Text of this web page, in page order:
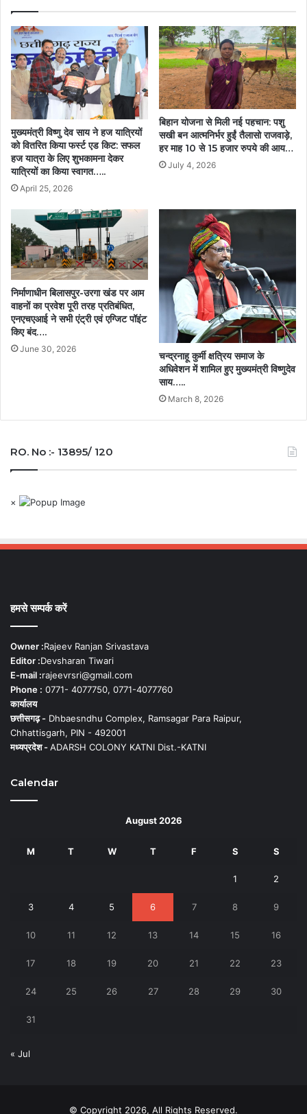
साय…..
मुख्यमंत्री विष्णु देव साय ने हज यात्रियों
को वितरित किया फर्स्ट एड किट: सफल
हज यात्रा के लिए शुभकामना देकर
यात्रियों का किया स्वागत…..
April 25, 2026
बिहान योजना से मिली नई पहचान: पशु
सखी बन आत्मनिर्भर हुईं तैलासो राजवाड़े,
हर माह 10 से 15 हजार रुपये की आय…
July 4, 2026
निर्माणाधीन बिलासपुर-उरगा खंड पर आम
वाहनों का प्रवेश पूरी तरह प्रतिबंधित,
एनएचएआई ने सभी एंट्री एवं एग्जिट पॉइंट
किए बंद….
June 30, 2026
चन्द्रनाहू कुर्मी क्षत्रिय समाज के
अधिवेशन में शामिल हुए मुख्यमंत्री विष्णुदेव
साय…..
March 8, 2026
RO. No :- 13895/ 120
×
हमसे सम्पर्क करें
Owner :Rajeev Ranjan Srivastava
Editor :Devsharan Tiwari
E-mail :rajeevrsri@gmail.com
Phone : 0771- 4077750, 0771-4077760
कार्यालय
छत्तीसगढ़ - Dhbaesndhu Complex, Ramsagar Para Raipur,
Chhattisgarh, PIN - 492001
मध्यप्रदेश -ADARSH COLONY KATNI Dist.-KATNI
Calendar
August 2026
M T W T F S S
1 2
3 4 5 6 7 8 9
10 11 12 13 14 15 16
17 18 19 20 21 22 23
24 25 26 27 28 29 30
31
« Jul
© Copyright 2026, All Rights Reserved.